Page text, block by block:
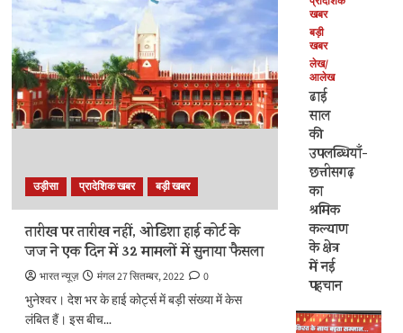
लंबी
इंटरसेप्टर
AD-
1
मिसाइल
के
किया
रक्षा
मंत्री
ने
तारीफ
के
उड़ीसा प्रादेशिक खबर बड़ी खबर
तारीख पर तारीख नहीं, ओडिशा हाई कोर्ट के
जज ने एक दिन में 32 मामलों में सुनाया फैसला
भारत न्यूज़ मंगल 27 सितम्बर, 2022
0
भुनेश्वर। देश भर के हाई कोर्ट्स में बड़ी संख्या में केस
लंबित हैं। इस बीच...
खबर
बड़ी
खबर
लेख/
आलेख
ढाई
साल
की
उपलब्धियाँ-
छत्तीसगढ़
का
श्रमिक
कल्याण
के क्षेत्र
में नई
पहचान